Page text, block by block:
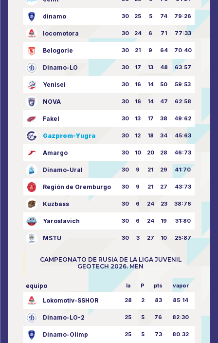
dinamo 30 25 5 74 79:26
locomotora 30 24 6 71 77:33
Belogorie 30 21 9 64 70:40
Dinamo-LO 30 17 13 48 63:57
Yenisei 30 16 14 50 59:53
NOVA 30 16 14 47 62:58
Fakel 30 13 17 38 49:62
Gazprom-Yugra 30 12 18 34 45:63
Amargo 30 10 20 28 46:73
Dinamo-Ural 30 9 21 29 41:70
Región de Oremburgo 30 9 21 27 43:73
Kuzbass 30 6 24 23 38:76
Yaroslavich 30 6 24 19 31:80
MSTU 30 3 27 10 25:87
CAMPEONATO DE RUSIA DE LA LIGA JUVENIL
GEOTECH 2026. MEN
equipo la P pts vapor
Lokomotiv-SSHOR 28 2 83 85:14
Dinamo-LO-2 25 5 76 82:30
Dinamo-Olimp 25 5 73 80:32